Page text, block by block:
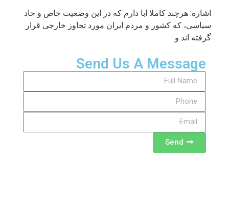
اشاره: هرچند کاملا ابا دارم که در این وضعیت خاص و حاد
سیاسی، که کشور و مردم ایران مورد تجاوز خارجی قرار
گرفته اند و
Send Us A Message
Send